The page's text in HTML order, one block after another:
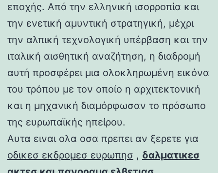
εποχής. Από την ελληνική ισορροπία και
την ενετική αμυντική στρατηγική, μέχρι
την αλπική τεχνολογική υπέρβαση και την
ιταλική αισθητική αναζήτηση, η διαδρομή
αυτή προσφέρει μια ολοκληρωμένη εικόνα
του τρόπου με τον οποίο η αρχιτεκτονική
και η μηχανική διαμόρφωσαν το πρόσωπο
της ευρωπαϊκής ηπείρου.
Αυτα ειναι ολα οσα πρεπει αν ξερετε για
οδικεσ εκδρομεσ ευρωπησ , δαλματικεσ